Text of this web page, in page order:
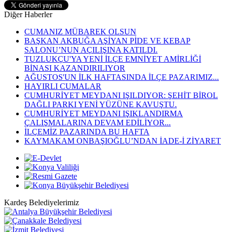
Diğer Haberler
CUMANIZ MÜBAREK OLSUN
BAŞKAN AKBUĞA AŞİYAN PİDE VE KEBAP
SALONU’NUN AÇILIŞINA KATILDI.
TUZLUKÇU'YA YENİ İLÇE EMNİYET AMİRLİĞİ
BİNASI KAZANDIRILIYOR
AĞUSTOS'UN İLK HAFTASINDA İLÇE PAZARIMIZ...
HAYIRLI CUMALAR
CUMHURİYET MEYDANI IŞILDIYOR: ŞEHİT BİROL
DAĞLI PARKI YENİ YÜZÜNE KAVUŞTU.
CUMHURİYET MEYDANI IŞIKLANDIRMA
ÇALIŞMALARINA DEVAM EDİLİYOR...
İLÇEMİZ PAZARINDA BU HAFTA
KAYMAKAM ONBAŞIOĞLU’NDAN İADE-İ ZİYARET
Kardeş Belediyelerimiz